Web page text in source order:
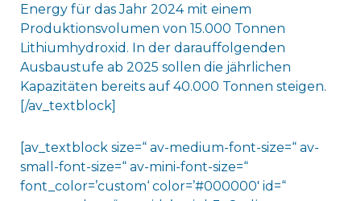
Energy für das Jahr 2024 mit einem
Produktionsvolumen von 15.000 Tonnen
Lithiumhydroxid. In der darauffolgenden
Ausbaustufe ab 2025 sollen die jährlichen
Kapazitäten bereits auf 40.000 Tonnen steigen.
[/av_textblock]
[av_textblock size=“ av-medium-font-size=“ av-
small-font-size=“ av-mini-font-size=“
font_color=’custom‘ color=’#000000′ id=“